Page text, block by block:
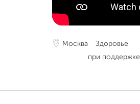
Москва
Здоровье
при поддержке